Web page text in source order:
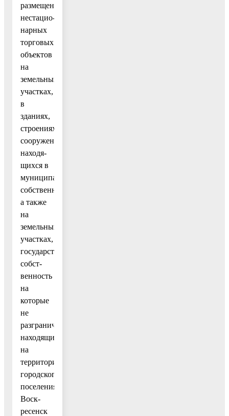
размещения
нестацио-
нарных
торговых
объектов
на
земельных
участках,
в
зданиях,
строениях,
сооружениях,
находя-
щихся в
муниципальной
собственности,
а также
на
земельных
участках,
государственная
собст-
венность
на
которые
не
разграничена,
находящихся
на
территории
городского
поселения
Воск-
ресенск